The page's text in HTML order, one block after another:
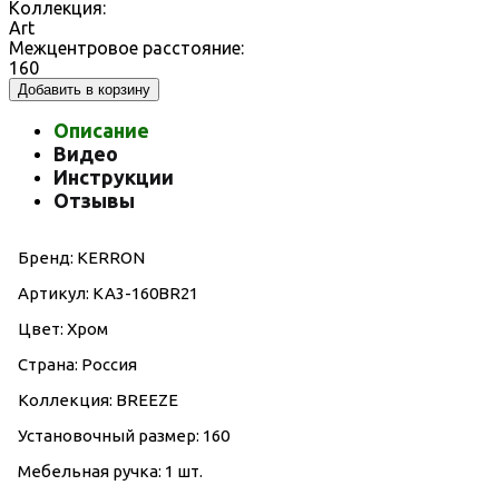
Коллекция:
Art
Межцентровое расстояние:
160
Добавить в корзину
Описание
Видео
Инструкции
Отзывы
Бренд: KERRON
Артикул: KA3-160BR21
Цвет: Хром
Страна: Россия
Коллекция: BREEZE
Установочный размер: 160
Мебельная ручка: 1 шт.